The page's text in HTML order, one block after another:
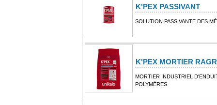
K'PEX PASSIVANT
SOLUTION PASSIVANTE DES
K'PEX MORTIER
MORTIER INDUSTRIEL
POLYMÈRES